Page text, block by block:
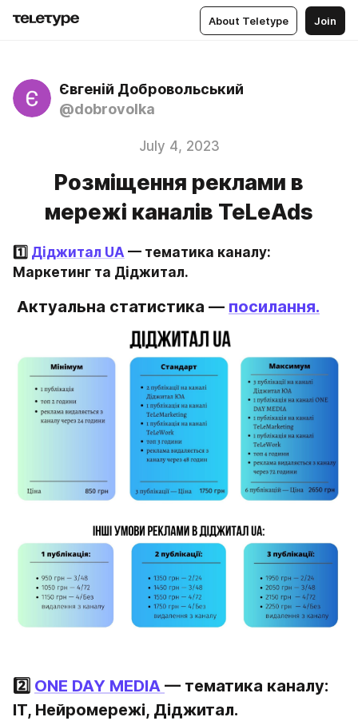
About Teletype Join
Євгеній Добровольський
@dobrovolka
July 4, 2023
Розміщення реклами в
мережі каналів TeLeAds
1️⃣ Діджитал UA — тематика каналу:
Маркетинг та Діджитал.
Актуальна статистика — посилання.
2️⃣ ONE DAY MEDIA — тематика каналу:
IT, Нейромережі, Діджитал.